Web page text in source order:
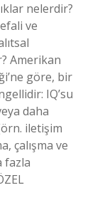
nelerdir?
ve
Amerikan
göre, bir
IQ’su
daha
iletişim
çalışma ve
fazla